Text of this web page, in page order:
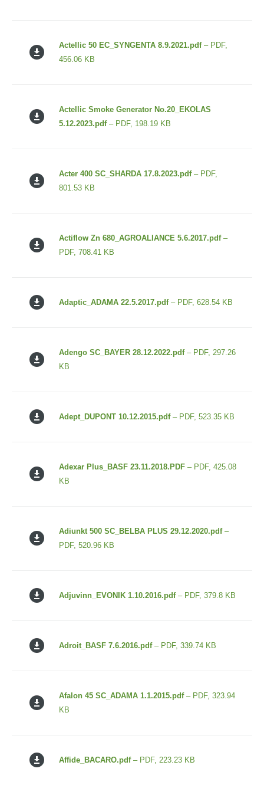
Actellic 50 EC_SYNGENTA 8.9.2021.pdf– PDF,
456.06 KB
Actellic Smoke Generator No.20_EKOLAS
5.12.2023.pdf– PDF, 198.19 KB
Acter 400 SC_SHARDA 17.8.2023.pdf– PDF,
801.53 KB
Actiflow Zn 680_AGROALIANCE 5.6.2017.pdf–
PDF, 708.41 KB
Adaptic_ADAMA 22.5.2017.pdf– PDF, 628.54 KB
Adengo SC_BAYER 28.12.2022.pdf– PDF, 297.26
KB
Adept_DUPONT 10.12.2015.pdf– PDF, 523.35 KB
Adexar Plus_BASF 23.11.2018.PDF – PDF, 425.08
KB
Adiunkt 500 SC_BELBA PLUS 29.12.2020.pdf–
PDF, 520.96 KB
Adjuvinn_EVONIK 1.10.2016.pdf– PDF, 379.8 KB
Adroit_BASF 7.6.2016.pdf– PDF, 339.74 KB
Afalon 45 SC_ADAMA 1.1.2015.pdf– PDF, 323.94
KB
Affide_BACARO.pdf– PDF, 223.23 KB